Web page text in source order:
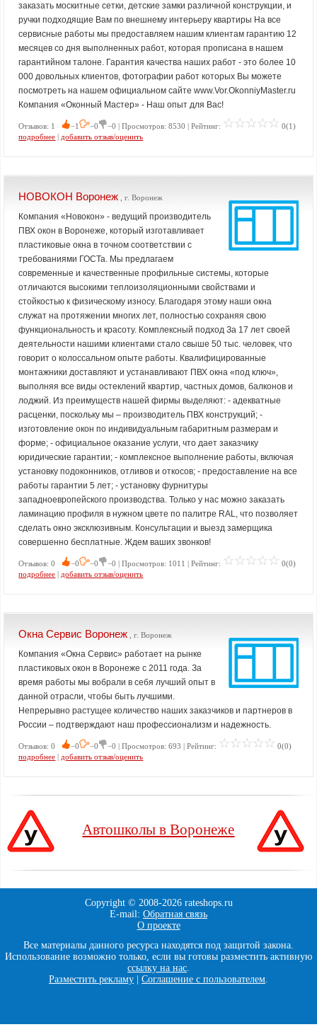
заказать москитные сетки, детские замки различной конструкции, и
ручки подходящие Вам по внешнему интерьеру квартиры На все
сервисные работы мы предоставляем нашим клиентам гарантию 12
месяцев со дня выполненных работ, которая прописана в нашем
гарантийном талоне. Гарантия качества наших работ - это более 10
000 довольных клиентов, фотографии работ которых Вы можете
посмотреть на нашем официальном сайте www.Vor.OkonniyMaster.ru
Компания «Оконный Мастер» - Наш опыт для Вас!
Отзывов: 1 −1 −0 −0 | Просмотров: 8530 | Рейтинг:
0(1)
подробнее | добавить отзыв/оценить
НОВОКОН Воронеж , г. Воронеж
Компания «Новокон» - ведущий производитель
ПВХ окон в Воронеже, который изготавливает
пластиковые окна в точном соответствии с
требованиями ГОСТа. Мы предлагаем
современные и качественные профильные системы, которые
отличаются высокими теплоизоляционными свойствами и
стойкостью к физическому износу. Благодаря этому наши окна
служат на протяжении многих лет, полностью сохраняя свою
функциональность и красоту. Комплексный подход За 17 лет своей
деятельности нашими клиентами стало свыше 50 тыс. человек, что
говорит о колоссальном опыте работы. Квалифицированные
монтажники доставляют и устанавливают ПВХ окна «под ключ»,
выполняя все виды остеклений квартир, частных домов, балконов и
лоджий. Из преимуществ нашей фирмы выделяют: - адекватные
расценки, поскольку мы – производитель ПВХ конструкций; -
изготовление окон по индивидуальным габаритным размерам и
форме; - официальное оказание услуги, что дает заказчику
юридические гарантии; - комплексное выполнение работы, включая
установку подоконников, отливов и откосов; - предоставление на все
работы гарантии 5 лет; - установку фурнитуры
западноевропейского производства. Только у нас можно заказать
ламинацию профиля в нужном цвете по палитре RAL, что позволяет
сделать окно эксклюзивным. Консультации и выезд замерщика
совершенно бесплатные. Ждем ваших звонков!
Отзывов: 0 −0 −0 −0 | Просмотров: 1011 | Рейтинг:
0(0)
подробнее | добавить отзыв/оценить
Окна Сервис Воронеж , г. Воронеж
Компания «Окна Сервис» работает на рынке
пластиковых окон в Воронеже с 2011 года. За
время работы мы вобрали в себя лучший опыт в
данной отрасли, чтобы быть лучшими.
Непрерывно растущее количество наших заказчиков и партнеров в
России – подтверждают наш профессионализм и надежность.
Отзывов: 0 −0 −0 −0 | Просмотров: 693 | Рейтинг:
0(0)
подробнее | добавить отзыв/оценить
Автошколы в Воронеже
Copyright © 2008-2026 rateshops.ru
E-mail: Обратная связь
О проекте
Все материалы данного ресурса находятся под защитой закона.
Использование возможно только, если вы готовы разместить активную
ссылку на нас.
Разместить рекламу
Соглашение с пользователем.